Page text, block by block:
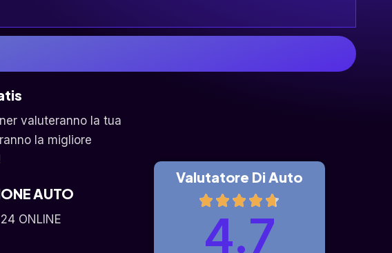
valuteranno la tua
la migliore
AUTO
ONLINE
Valutatore Di Auto
4.7